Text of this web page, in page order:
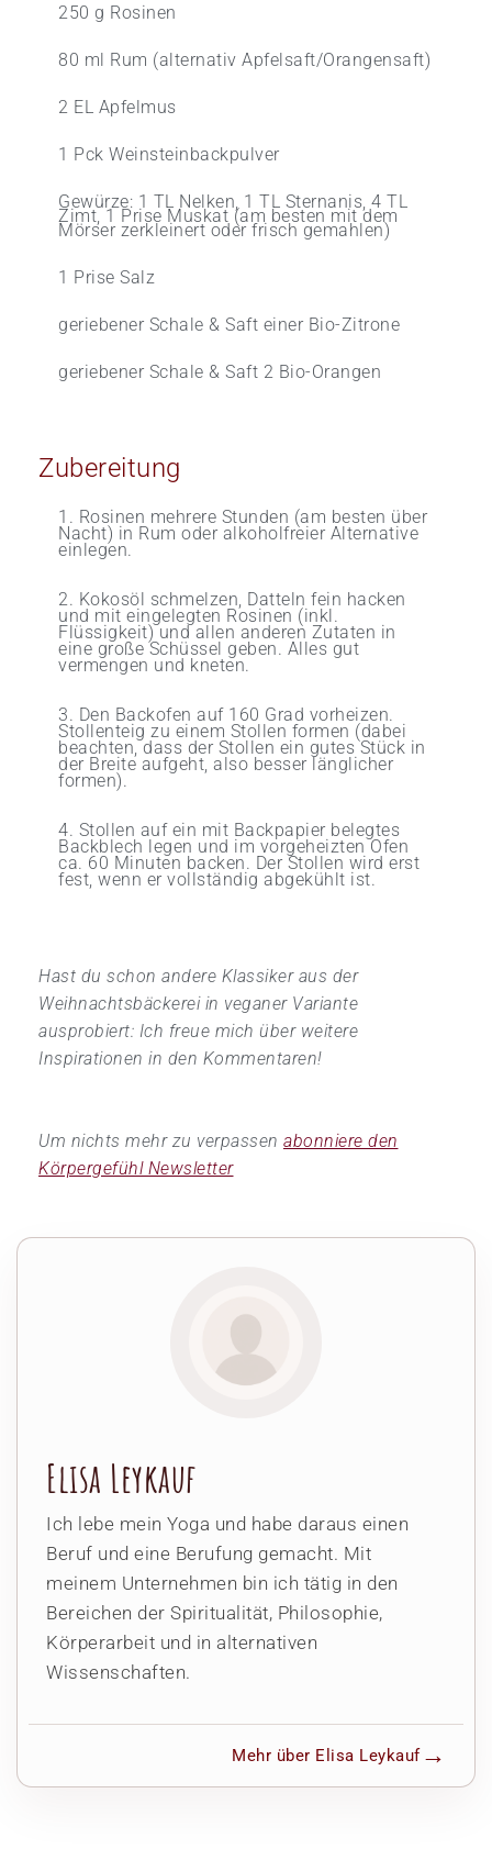
250 g Rosinen
80 ml Rum (alternativ Apfelsaft/Orangensaft)
2 EL Apfelmus
1 Pck Weinsteinbackpulver
Gewürze: 1 TL Nelken, 1 TL Sternanis, 4 TL
Zimt, 1 Prise Muskat (am besten mit dem
Mörser zerkleinert oder frisch gemahlen)
1 Prise Salz
geriebener Schale & Saft einer Bio-Zitrone
geriebener Schale & Saft 2 Bio-Orangen
Zubereitung
1. Rosinen mehrere Stunden (am besten über
Nacht) in Rum oder alkoholfreier Alternative
einlegen.
2. Kokosöl schmelzen, Datteln fein hacken
und mit eingelegten Rosinen (inkl.
Flüssigkeit) und allen anderen Zutaten in
eine große Schüssel geben. Alles gut
vermengen und kneten.
3. Den Backofen auf 160 Grad vorheizen.
Stollenteig zu einem Stollen formen (dabei
beachten, dass der Stollen ein gutes Stück in
der Breite aufgeht, also besser länglicher
formen).
4. Stollen auf ein mit Backpapier belegtes
Backblech legen und im vorgeheizten Ofen
ca. 60 Minuten backen. Der Stollen wird erst
fest, wenn er vollständig abgekühlt ist.
Hast du schon andere Klassiker aus der
Weihnachtsbäckerei in veganer Variante
ausprobiert: Ich freue mich über weitere
Inspirationen in den Kommentaren!
Um nichts mehr zu verpassen abonniere den
Körpergefühl Newsletter
Elisa Leykauf
Ich lebe mein Yoga und habe daraus einen
Beruf und eine Berufung gemacht. Mit
meinem Unternehmen bin ich tätig in den
Bereichen der Spiritualität, Philosophie,
Körperarbeit und in alternativen
Wissenschaften.
Mehr über Elisa Leykauf